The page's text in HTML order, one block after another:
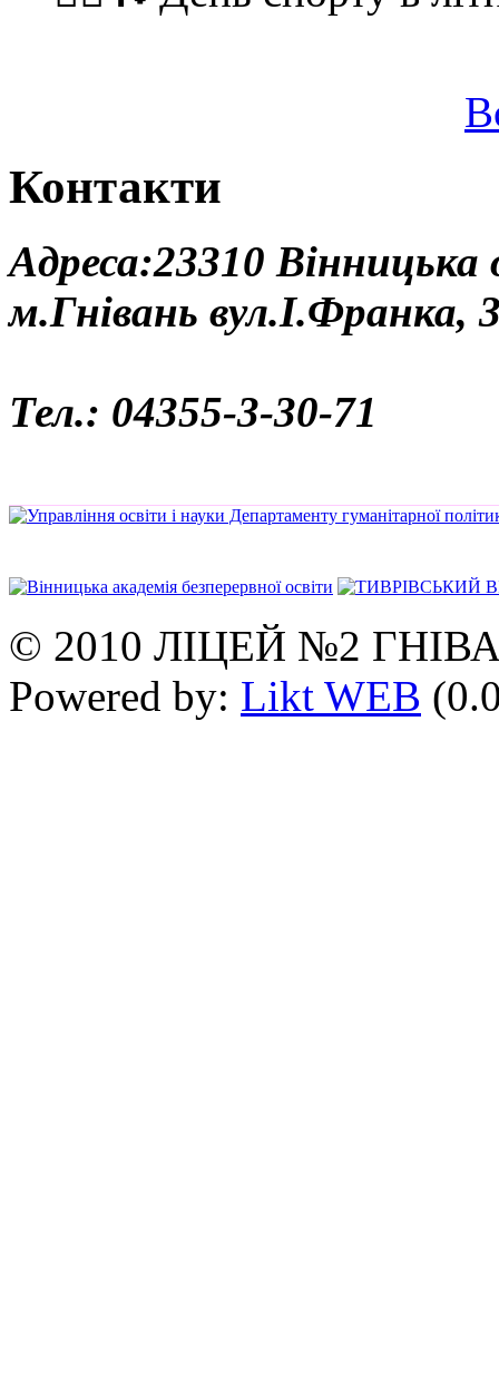
Контакти
Адреса:23310
м.Гнівань вул.І.Франка,
Тел.: 04355-3-30-71
© 2010 ЛІЦЕЙ №2
Powered by: Likt WEB